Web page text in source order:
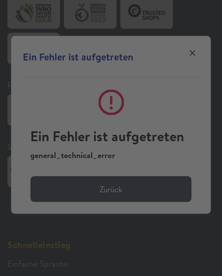
Folgen Sie uns auf Social Media
Sonstiges
Schnelleinstieg
Einfache Sprache
Ein Fehler ist aufgetreten
Ein Fehler ist aufgetreten
general_technical_error
Zurück